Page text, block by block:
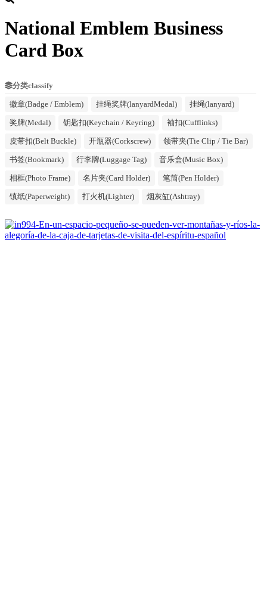
National Emblem Business
Card Box
分类classify
徽章(Badge / Emblem) 挂绳奖牌(lanyardMedal) 挂绳(lanyard)
奖牌(Medal) 钥匙扣(Keychain / Keyring) 袖扣(Cufflinks)
皮带扣(Belt Buckle) 开瓶器(Corkscrew) 领带夹(Tie Clip / Tie Bar)
书签(Bookmark) 行李牌(Luggage Tag) 音乐盒(Music Box)
相框(Photo Frame) 名片夹(Card Holder) 笔筒(Pen Holder)
镇纸(Paperweight) 打火机(Lighter) 烟灰缸(Ashtray)